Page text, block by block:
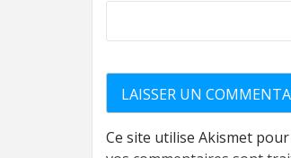
Ce site utilise Akismet